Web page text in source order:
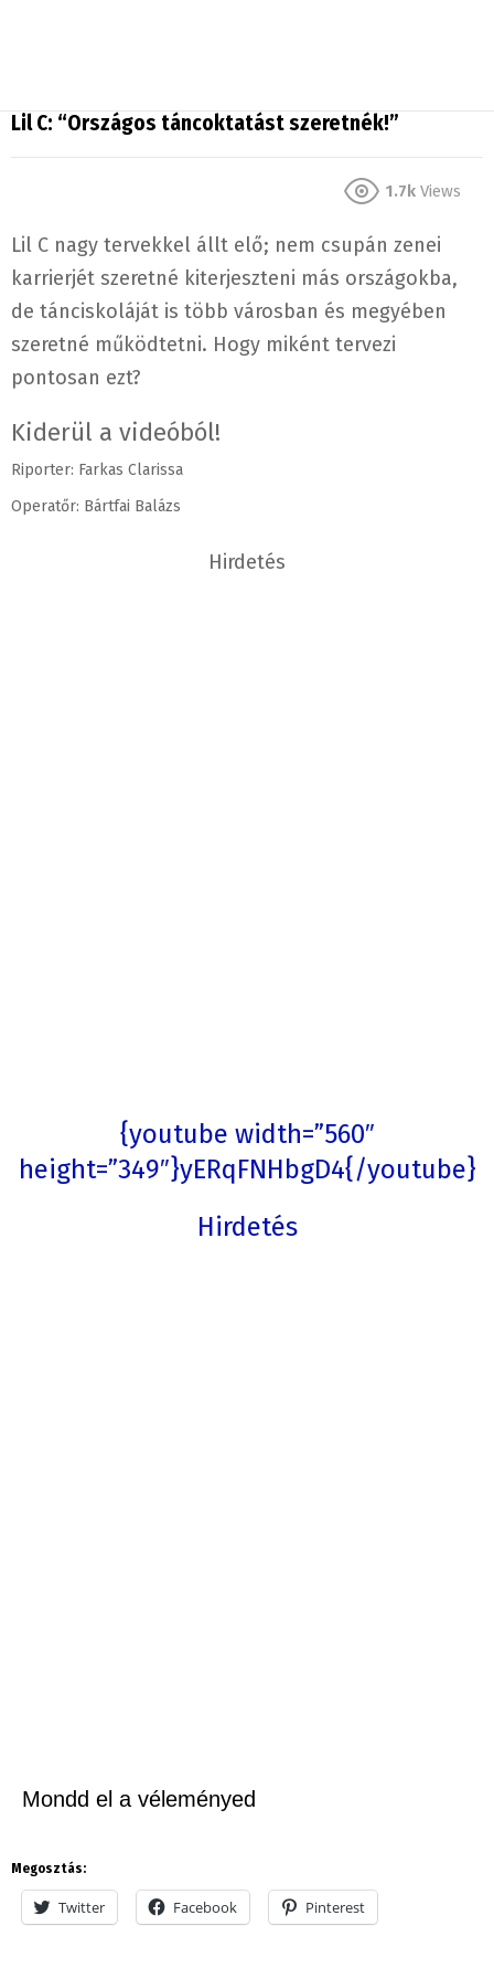
Lil C: “Országos táncoktatást szeretnék!”
1.7k Views
Lil C nagy tervekkel állt elő; nem csupán zenei
karrierjét szeretné kiterjeszteni más országokba,
de tánciskoláját is több városban és megyében
szeretné működtetni. Hogy miként tervezi
pontosan ezt?
Kiderül a videóból!
Riporter: Farkas Clarissa
Operatőr: Bártfai Balázs
Hirdetés
{youtube width=”560″
height=”349″}yERqFNHbgD4{/youtube}
Hirdetés
Mondd el a véleményed
Megosztás:
Twitter Facebook Pinterest